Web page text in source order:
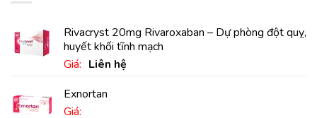
Rivacryst 20mg Rivaroxaban – Dự phòng đột quỵ,
huyết khối tĩnh mạch
Giá: Liên hệ
Exnortan
Giá: